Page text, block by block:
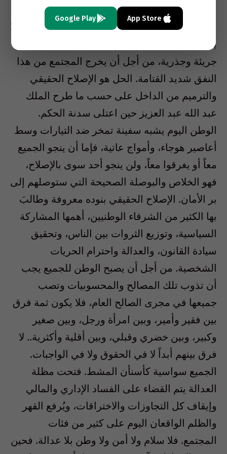
الحالة التي يعيشها الشعب السعودي صعبة جداً، ولا
بد من حلول لها وبعض هذه الحلول يجب أن تكون
جريئة وجذرية، من أجل أن يخرج المجتمع من هذا
النفق شديد القتامة. الحل هو الإصلاح الحقيقي
والترميم من الداخل على حسب ما طرح الملك
عبد الله عبد العزيز حين اعتلى سدنة الحكم.
الوطن اليوم يشبه سفينة تمخر ضد التيارات وسط
أعاصير هوجاء، وأمواج عاتية، فإما أن ينجو الجميع
معاً أو يغرقوا معاً، ولن ينجو أحد سوى بالإصلاح،
فهو الخلاص والبوصلة الصحيحة التي ستوصلهم إلى
بر الأمان. الإصلاح الحقيقي بنوده معروفة وطالبَ
بها الكثير من الشرفاء الوطنيين، أهمها المشاركة
السياسية، وتوزيع الثروات بين الناس، وتحقيق
سيادة القانون، والعدالة واحترام الحريات
الشخصية. من أجل أن يصبح الوطن للجميع يجب
أن تذوب تلك المصالح والمحسوبيات وتصب
جميعها في مجرى الصالح العام، فلا يكون ثمة فرق
بين فقير وأمير، وبين امرأة ورجل، وبين صغير
وكبير، وبين خضري وقبلي، وبين أقلية وأكثرية.. لا
فرق بينهم أبداً لا في الحقوق ولا في الواجبات.
الجميع سواسية كأسنأن المشط. فتحت مظلة
العدالة يتم القضاء على الفساد الإداري والمالي
وإيقاف كل التجاوزات والاختراقات، ويُرفع القهر
والظلم الواقعان اليوم على كثير من فئات
المجتمع. فلا سلام ولا أمن ولا وطن بلا عدالة. فحين
App Store
Google Play